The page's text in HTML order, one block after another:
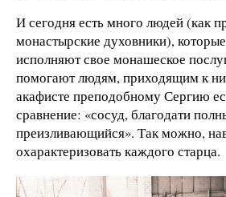
И сегодня есть много людей (как
монастырские духовники),
исполняют свое монашеское
помогают людям, приходящим к
акафисте преподобному Сергию
сравнение: «сосуд, благодати
преизливающийся». Так можно,
охарактеризовать каждого старца.